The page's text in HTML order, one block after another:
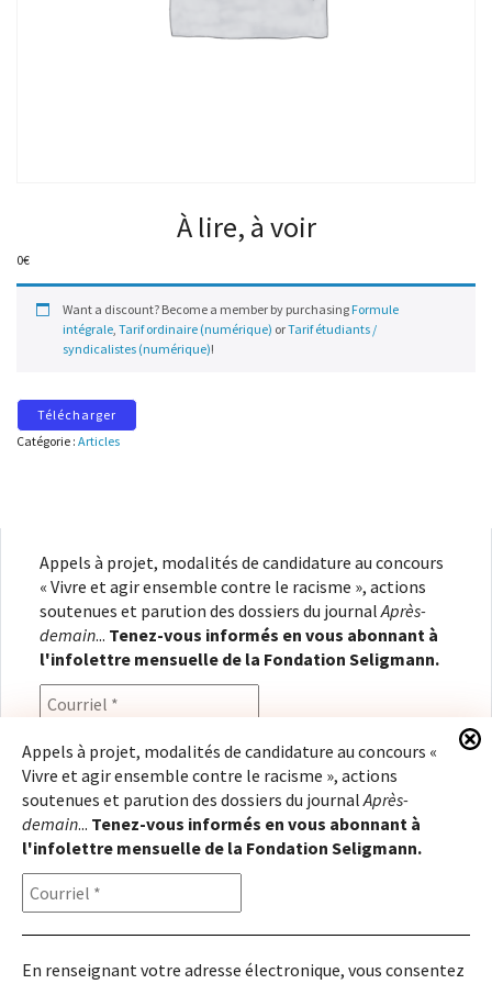
À lire, à voir
0€
Want a discount? Become a member by purchasing Formule
intégrale, Tarif ordinaire (numérique) orTarif étudiants /
syndicalistes (numérique)!
Télécharger
Catégorie : Articles
Appels à projet, modalités de candidature au concours
« Vivre et agir ensemble contre le racisme », actions
soutenues et parution des dossiers du journal Après-
demain... Tenez-vous informés en vous abonnant à
l'infolettre mensuelle de la Fondation Seligmann.
En renseignant votre adresse électronique, vous
consentez à recevoir l'infolettre de la Fondation
Seligmann, conformément à notrepolitique de
confidentialité. Il vous sera possible de vous
désabonner à tout moment.
Appels à projet, modalités de candidature au concours «
Vivre et agir ensemble contre le racisme », actions
soutenues et parution des dossiers du journalAprès-
demain... Tenez-vous informés en vous abonnant à
l'infolettre mensuelle de la Fondation Seligmann.
En renseignant votre adresse électronique, vous consentez